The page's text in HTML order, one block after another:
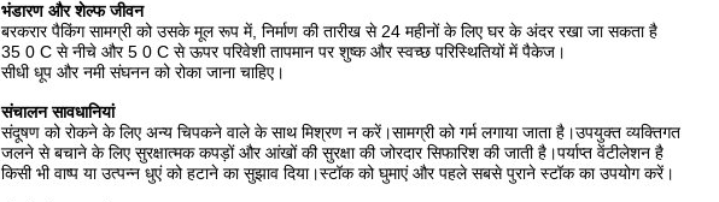
भंडारण और शेल्फ जीवन
बरकरार पैकिंग सामग्री को उसके मूल रूप में, निर्माण की तारीख से 24 महीनों के लिए घर के अंदर रखा जा सकता है
35 0 C से नीचे और 5 0 C से ऊपर परिवेशी तापमान पर शुष्क और स्वच्छ परिस्थितियों में पैकेज।
सीधी धूप और नमी संघनन को रोका जाना चाहिए।
संचालन सावधानियां
संदूषण को रोकने के लिए अन्य चिपकने वाले के साथ मिश्रण न करें।सामग्री को गर्म लगाया जाता है।उपयुक्त व्यक्तिगत
जलने से बचाने के लिए सुरक्षात्मक कपड़ों और आंखों की सुरक्षा की जोरदार सिफारिश की जाती है।पर्याप्त वेंटीलेशन है
किसी भी वाष्प या उत्पन्न धुएं को हटाने का सुझाव दिया।स्टॉक को घुमाएं और पहले सबसे पुराने स्टॉक का उपयोग करें।